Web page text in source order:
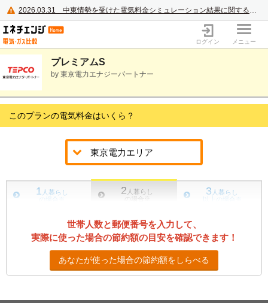
2026.03.31 中東情勢を受けた電気料金シミュレーション結果に関するご案内
電力・ガス比較サイト エネチェンジ
ログイン メニュー
プレミアムS
by 東京電力エナジーパートナー
このプランの電気料金はいくら？
1 人暮らし
の場合
2 人暮らし
の場合
※
3 人暮らし
以上の場合
世帯人数と郵便番号を入力して、
実際に使った場合の節約額の目安を確認できます！
あなたが使った場合の節約額をしらべる